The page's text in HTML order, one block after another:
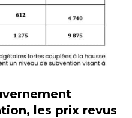
les prix revus